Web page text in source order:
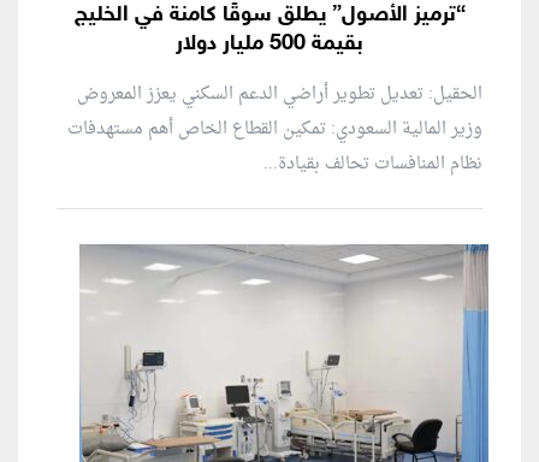
“ترميز الأصول” يطلق سوقًا كامنة في الخليج
بقيمة 500 مليار دولار
الحقيل: تعديل تطوير أراضي الدعم السكني يعزز المعروض
وزير المالية السعودي: تمكين القطاع الخاص أهم مستهدفات
نظام المنافسات تحالف بقيادة...